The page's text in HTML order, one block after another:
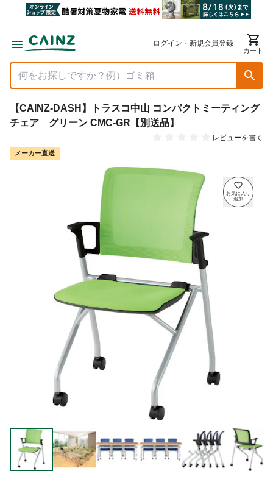
ログイン・新規会員登録
カート
【CAINZ-DASH】トラスコ中山 コンパクトミーティング
チェア グリーン CMC-GR【別送品】
レビューを書く
メーカー直送